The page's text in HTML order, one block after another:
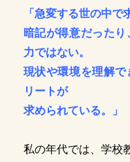
「急変する世の中で
暗記が得意だったり
力ではない。
現状や環境を理解
リートが
求められている。」
私の年代では、学校